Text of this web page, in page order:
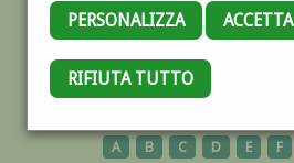
PERSONALIZZA ACCETTA
RIFIUTA TUTTO
MULTIPLO
A B C D E F